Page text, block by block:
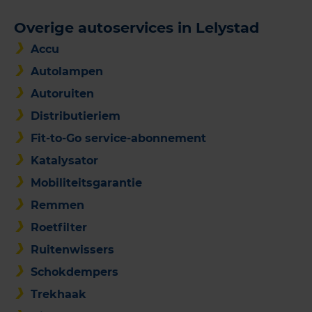
Overige autoservices in Lelystad
Accu
Autolampen
Autoruiten
Distributieriem
Fit-to-Go service-abonnement
Katalysator
Mobiliteitsgarantie
Remmen
Roetfilter
Ruitenwissers
Schokdempers
Trekhaak